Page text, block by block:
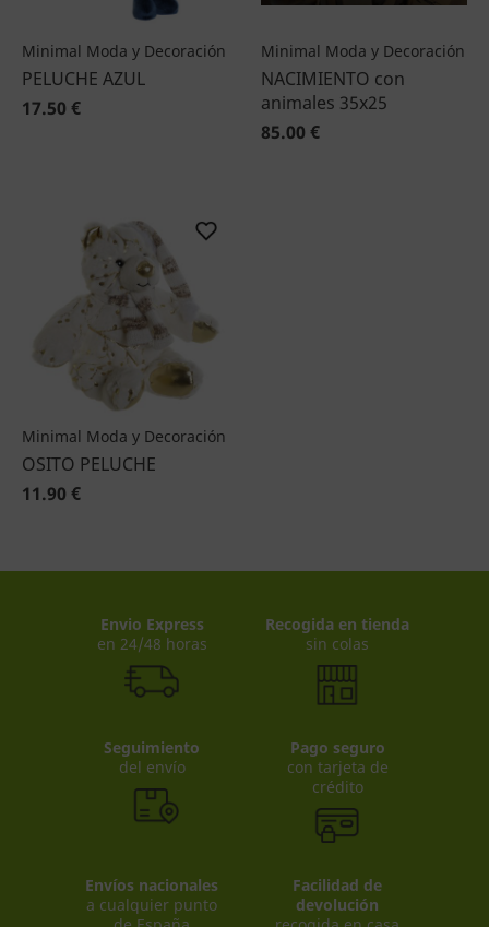
Minimal Moda y Decoración
PELUCHE AZUL
17.50 €
Minimal Moda y Decoración
NACIMIENTO con
animales 35x25
85.00 €
Minimal Moda y Decoración
OSITO PELUCHE
11.90 €
Envio Express
en 24/48 horas
Recogida en tienda
sin colas
Seguimiento
del envío
Pago seguro
con tarjeta de
crédito
Envíos nacionales
a cualquier punto
Facilidad de
devolución